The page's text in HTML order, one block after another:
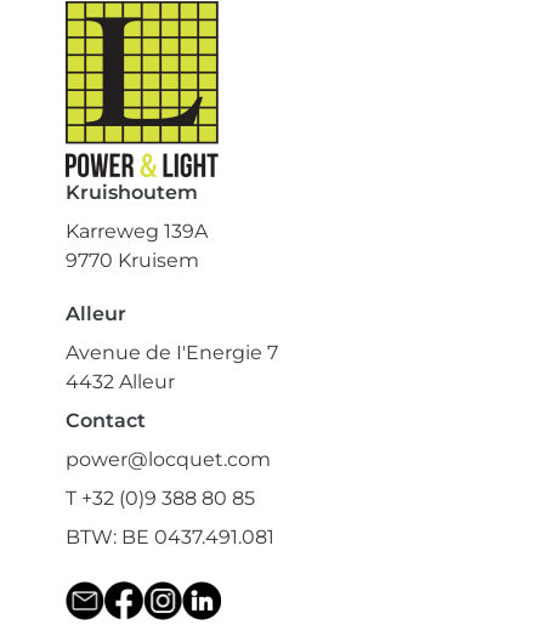
Kruishoutem
Karreweg 139A
9770 Kruisem
Alleur
Avenue de I'Energie 7
4432 Alleur
Contact
power@locquet.com
T +32 (0)9 388 80 85
BTW: BE 0437.491.081